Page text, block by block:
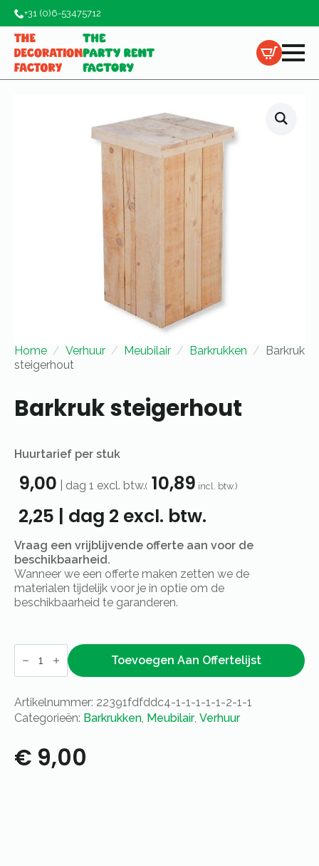
+31 (0)6-53475712
Home Verhuur Meubilair Barkrukken
Barkruk
steigerhout
Barkruk steigerhout
Huurtarief per stuk
9,00 dag 1 excl. btw.( 10,89 incl. btw.)
2,25 | dag 2 excl. btw.
Vraag een vrijblijvende offerte aan voor de
beschikbaarheid.
Wanneer we een offerte maken zetten we de
materialen tijdelijk voor je in optie om de
beschikbaarheid te garanderen.
Barkruk
steigerhout
Toevoegen Aan Offertelijst
Artikelnummer: 22391fdfddc4-1-1-1-1-1-2-1-1
Categorieën: Barkrukken, Meubilair, Verhuur
€ 9,00